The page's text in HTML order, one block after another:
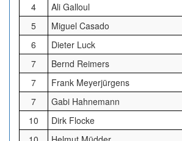
4
Ali Galloul
5
Miguel Casado
6
Dieter Luck
7
Bernd Reimers
7
Frank Meyerjürgens
7
Gabi Hahnemann
10
Dirk Flocke